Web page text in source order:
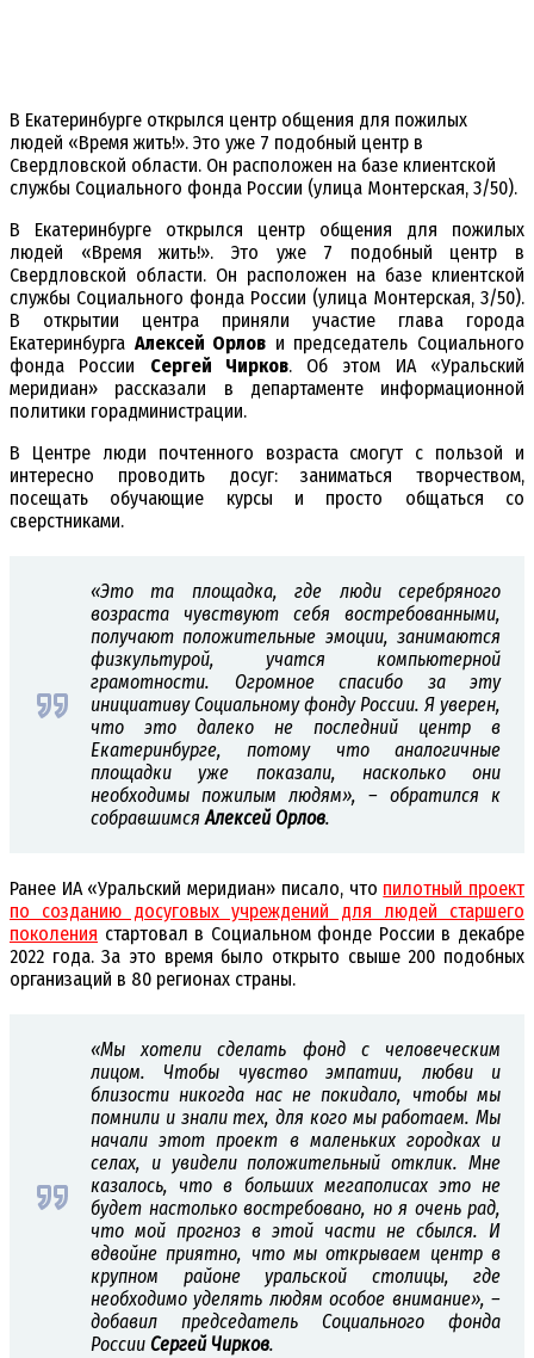
В Екатеринбурге открылся центр общения для пожилых
людей «Время жить!». Это уже 7 подобный центр в
Свердловской области. Он расположен на базе клиентской
службы Социального фонда России (улица Монтерская, 3/50).
В Екатеринбурге открылся центр общения для пожилых
людей «Время жить!». Это уже 7 подобный центр в
Свердловской области. Он расположен на базе клиентской
службы Социального фонда России (улица Монтерская, 3/50).
В открытии центра приняли участие глава города
Екатеринбурга Алексей Орлов и председатель Социального
фонда России Сергей Чирков. Об этом ИА «Уральский
меридиан» рассказали в департаменте информационной
политики горадминистрации.
В Центре люди почтенного возраста смогут с пользой и
интересно проводить досуг: заниматься творчеством,
посещать обучающие курсы и просто общаться со
сверстниками.
«Это та площадка, где люди серебряного
возраста чувствуют себя востребованными,
получают положительные эмоции, занимаются
физкультурой, учатся компьютерной
грамотности. Огромное спасибо за эту
инициативу Социальному фонду России. Я уверен,
что это далеко не последний центр в
Екатеринбурге, потому что аналогичные
площадки уже показали, насколько они
необходимы пожилым людям», – обратился к
собравшимсяАлексей Орлов.
Ранее ИА «Уральский меридиан» писало, что пилотный проект
по созданию досуговых учреждений для людей старшего
поколения стартовал в Социальном фонде России в декабре
2022 года. За это время было открыто свыше 200 подобных
организаций в 80 регионах страны.
«Мы хотели сделать фонд с человеческим
лицом. Чтобы чувство эмпатии, любви и
близости никогда нас не покидало, чтобы мы
помнили и знали тех, для кого мы работаем. Мы
начали этот проект в маленьких городках и
селах, и увидели положительный отклик. Мне
казалось, что в больших мегаполисах это не
будет настолько востребовано, но я очень рад,
что мой прогноз в этой части не сбылся. И
вдвойне приятно, что мы открываем центр в
крупном районе уральской столицы, где
необходимо уделять людям особое внимание», –
добавил председатель Социального фонда
России Сергей Чирков.